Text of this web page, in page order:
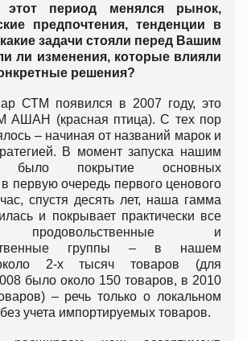
период менялся рынок,
предпочтения, тенденции в
задачи стояли перед Вашим
ли изменения, которые влияли
решения?
СТМ появился в 2007 году, это
АШАН (красная птица). С тех пор
– начиная от названий марок и
В момент запуска нашим
было покрытие основных
первую очередь первого ценового
спустя десять лет, наша гамма
и покрывает практически все
продовольственные и
группы – в нашем
2-х тысяч товаров (для
было около 150 товаров, в 2010
– речь только о локальном
учета импортируемых товаров.